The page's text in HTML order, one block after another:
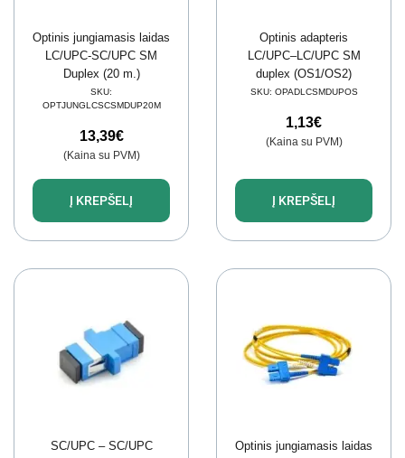
Optinis jungiamasis laidas
LC/UPC-SC/UPC SM
Duplex (20 m.)
SKU:
OPTJUNGLCSCSMDUP20M
13,39€
(Kaina su PVM)
Į KREPŠELĮ
Optinis adapteris
LC/UPC–LC/UPC SM
duplex (OS1/OS2)
SKU: OPADLCSMDUPOS
1,13€
(Kaina su PVM)
Į KREPŠELĮ
SC/UPC – SC/UPC
Optinis jungiamasis laidas